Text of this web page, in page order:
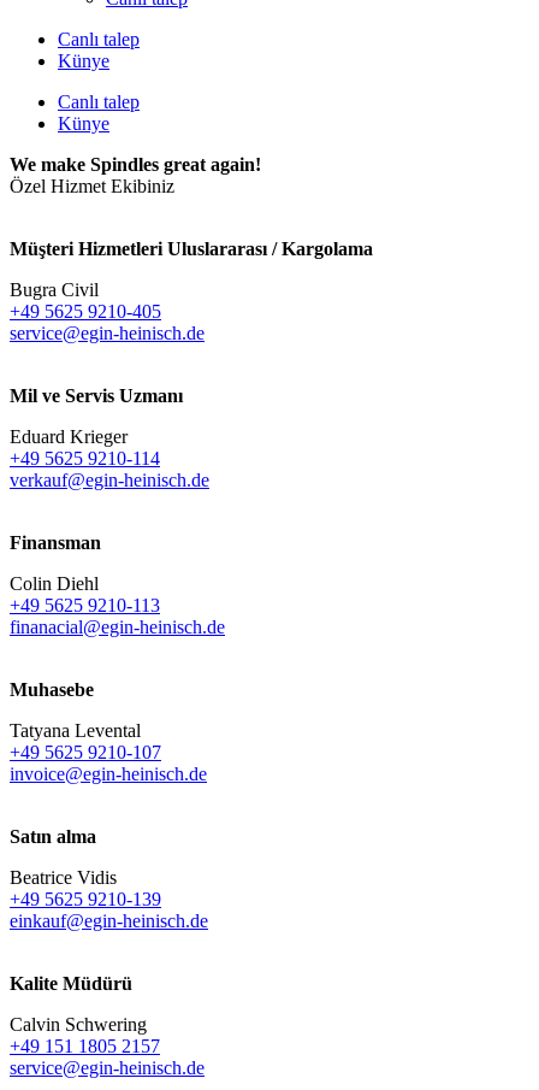
Canlı talep
Künye
Canlı talep
Künye
We make Spindles great again!
Özel Hizmet Ekibiniz
Müşteri Hizmetleri Uluslararası / Kargolama
Bugra Civil
+49 5625 9210-405
service@egin-heinisch.de
Mil ve Servis Uzmanı
Eduard Krieger
+49 5625 9210-114
verkauf@egin-heinisch.de
Finansman
Colin Diehl
+49 5625 9210-113
finanacial@egin-heinisch.de
Muhasebe
Tatyana Levental
+49 5625 9210-107
invoice@egin-heinisch.de
Satın alma
Beatrice Vidis
+49 5625 9210-139
einkauf@egin-heinisch.de
Kalite Müdürü
Calvin Schwering
+49 151 1805 2157
service@egin-heinisch.de